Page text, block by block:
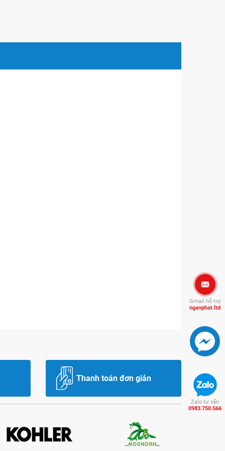
Thanh toán đơn giản
Gmail hỗ trợ
nganphat.ltd
Zalo tư vấn
0983.750.566